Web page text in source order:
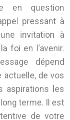
en question
pressant à
invitation à
foi en l’avenir.
dépend
de vos
aspirations les
terme. Il est
de votre